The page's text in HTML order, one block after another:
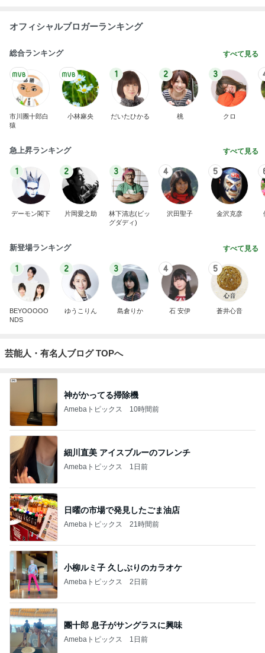
オフィシャルブロガーランキング
総合ランキング すべて見る
市川團十郎白
猿
小林麻央
1
だいたひかる
2
桃
3
クロ
急上昇ランキング すべて見る
1
デーモン閣下
2
片岡愛之助
3
林下清志(ビッ
グダディ)
4
沢田聖子
5
金沢克彦
新登場ランキング すべて見る
1
BEYOOOOO
NDS
2
ゆうこりん
3
島倉りか
4
石 安伊
5
蒼井心音
芸能人・有名人ブログ TOPへ
神がかってる掃除機
Amebaトピックス 10時間前
細川直美 アイスブルーのフレンチ
Amebaトピックス 1日前
日曜の市場で発見したごま油店
Amebaトピックス 21時間前
小柳ルミ子 久しぶりのカラオケ
Amebaトピックス 2日前
團十郎 息子がサングラスに興味
Amebaトピックス 1日前